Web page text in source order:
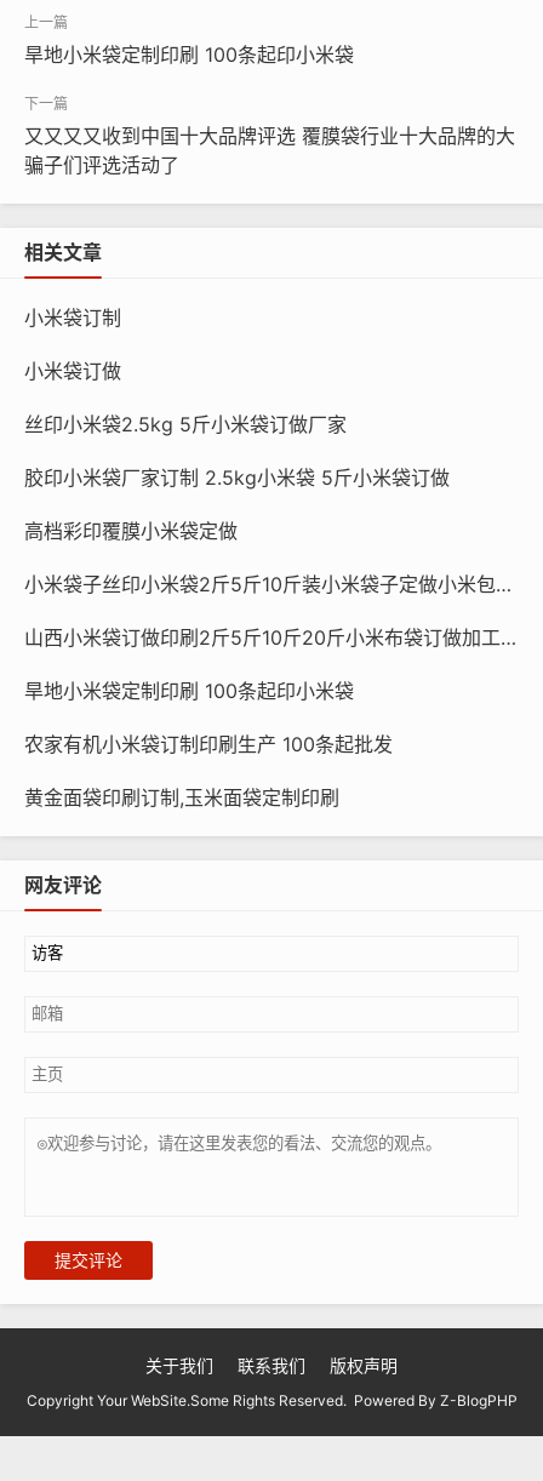
旱地小米袋定制印刷 100条起印小米袋
又又又又收到中国十大品牌评选 覆膜袋行业十大品牌的大
骗子们评选活动了
相关文章
小米袋订制
小米袋订做
丝印小米袋2.5kg 5斤小米袋订做厂家
胶印小米袋厂家订制 2.5kg小米袋 5斤小米袋订做
高档彩印覆膜小米袋定做
小米袋子丝印小米袋2斤5斤10斤装小米袋子定做小米包装袋小米袋 纯黄无字袋10斤装袋子
山西小米袋订做印刷2斤5斤10斤20斤小米布袋订做加工土特产礼品包装
旱地小米袋定制印刷 100条起印小米袋
农家有机小米袋订制印刷生产 100条起批发
黄金面袋印刷订制,玉米面袋定制印刷
网友评论
提交评论
关于我们 联系我们 版权声明
Copyright Your WebSite.Some Rights Reserved. Powered By Z-BlogPHP